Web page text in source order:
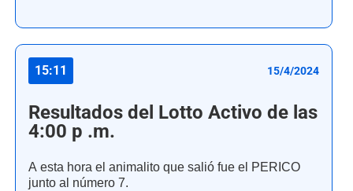
15:11 15/4/2024
Resultados del Lotto Activo de las
4:00 p .m.
A esta hora el animalito que salió fue el PERICO
junto al número 7.